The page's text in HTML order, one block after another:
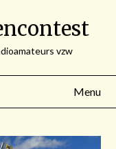
vzw
Menu